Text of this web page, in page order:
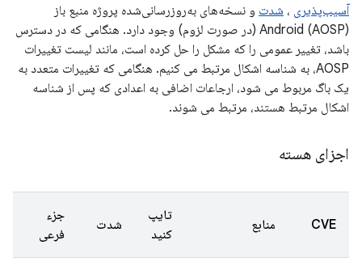
آسیب‌پذیری ، شدت و نسخه‌های به‌روزرسانی‌شده پروژه منبع باز
Android (AOSP) (در صورت لزوم) وجود دارد. هنگامی که در دسترس
باشد، تغییر عمومی را که مشکل را حل کرده است، مانند لیست تغییرات
AOSP، به شناسه اشکال مرتبط می کنیم. هنگامی که تغییرات متعدد به
یک باگ مربوط می شود، ارجاعات اضافی به اعدادی که پس از شناسه
اشکال مرتبط هستند، مرتبط می شوند.
اجزای هسته
CVE منابع
تایپ
کنید
شدت
جزء
فرعی